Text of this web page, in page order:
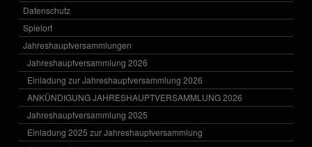
Datenschutz
Spielort
Jahreshauptversammlungen
Jahreshauptversammlung 2026
Einladung zur Jahreshauptversammlung 2026
ANKÜNDIGUNG JAHRESHAUPTVERSAMMLUNG 2026
Jahreshauptversammlung 2025
Einladung 2025 zur Jahreshauptversammlung